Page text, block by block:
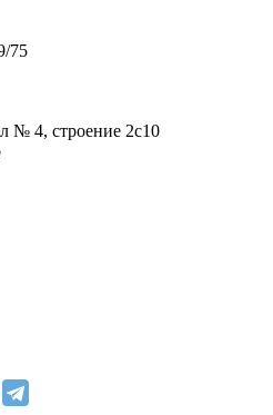
75
№ 4, строение 2с10